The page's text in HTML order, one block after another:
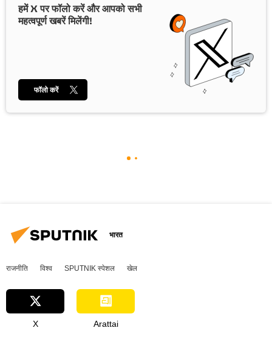
हमें X पर फॉलो करें और आपको सभी
महत्वपूर्ण खबरें मिलेंगी!
फॉलो करें
भारत
राजनीति विश्व SPUTNIK स्पेशल खेल
X Arattai